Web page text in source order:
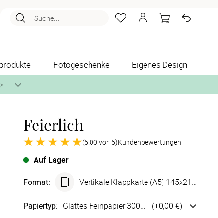
Suche...
Fotogeschenke Eigenes Design
per Post zusenden.
Feierlich
(5.00 von 5)Kundenbewertungen
Auf Lager
Format: Vertikale Klappkarte (A5) 145x210 mm
Papiertyp: Glattes Fein­papier 300g/m² (+0,00 €)